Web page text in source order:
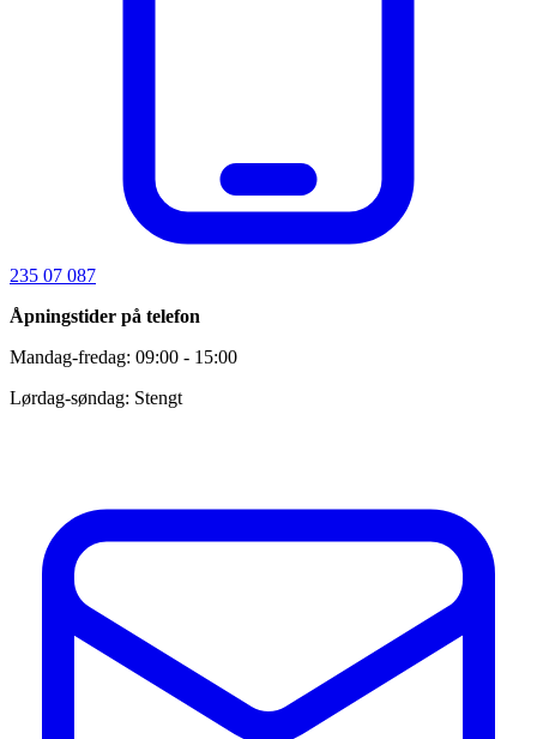
235 07 087
Åpningstider på telefon
Mandag-fredag: 09:00 - 15:00
Lørdag-søndag: Stengt